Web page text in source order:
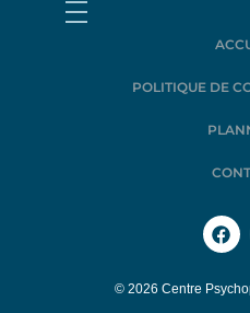
POLITIQUE DE
© 2026 Centre